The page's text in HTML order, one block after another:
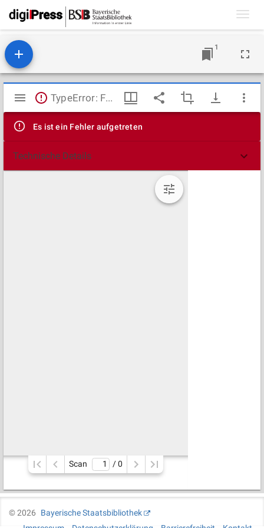
1
Mirador
Viewer
TypeError: Failed to fetch
Es ist ein Fehler aufgetreten
Technische Details
Scan / 0
©2026
Bayerische Staatsbibliothek